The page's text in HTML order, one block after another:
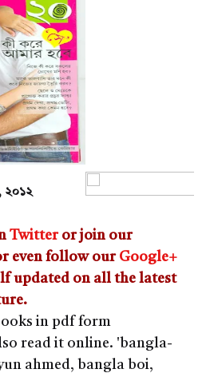
২০১২
Twitteror join our
even follow our Google+
updated on all the latest
in pdf form
read it online. 'bangla-
ahmed, bangla boi,